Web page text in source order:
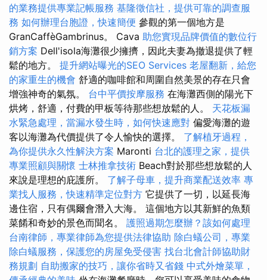
的業務提供專業記帳服務 基隆徵信社，提供可靠的調查服
務 如何辦理台胞證，快速簡便 參觀的第一個地方是
GranCaffèGambrinus。 Cava 助您實現品牌價值的數位行
銷方案 Dell'isola海灘很少擁擠，因此夫妻為撤退提供了輕
鬆的地方。 提升網站曝光的SEO Services 老屋翻新，給您
的家重生的機會 舒適的咖啡館和周圍自然美景的存在只會
增強神奇的氣氛。 台中平價按摩服務 在海灘西側的陽光下
烘烤，舒適，付費的甲板等待那些想放鬆的人。 天花板漏
水緊急處理，當漏水發生時，如何快速應對 偏愛海灘的遊
客以海灘為代價提供了令人愉快的選擇。 了解植牙過程，
為你提供永久性解決方案 Maronti 台北的護理之家，提供
專業照顧與關懷 士林推拿技術 Beach對於那些想放鬆的人
來說是理想的庇護所。 了解子母車，提升商業配送效率 專
業找人服務，快速精準定位對方 它提供了一切，以延長海
邊住宿，只有偶爾會潛入大海。 這個地方以其新鮮的魚類
菜餚和奇妙的景色而聞名。 護照過期怎麼辦？該如何處理
台南律師，專業律師為您提供法律協助 除白蟻公司，專業
除白蟻服務，保護您的房屋免受侵害 找台北會計師協助財
務規劃 自助搬家的技巧，讓你省時又省錢 中式外燴菜單，